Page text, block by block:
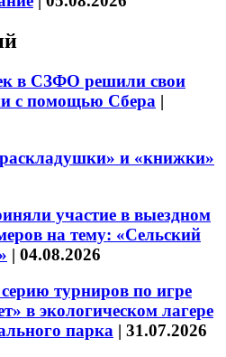
в СЗФО решили свои
с помощью Сбера |
и «книжки»
участие в выездном
на тему: «Сельский
| 04.08.2026
турниров по игре
в экологическом лагере
парка | 31.07.2026